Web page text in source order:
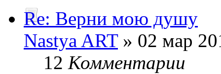
Re: Верни мою душу
Nastya ART» 02 мар
12 Комментарии